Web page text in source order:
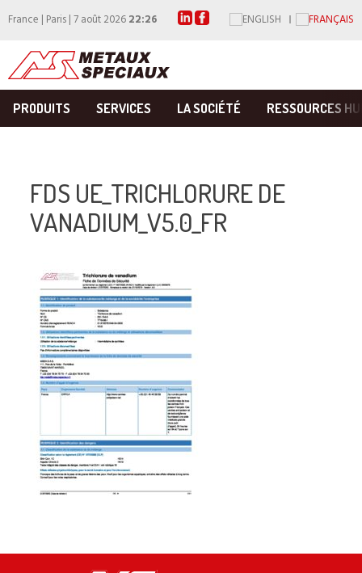
France | Paris | 7 août 202622:26
PRODUITS SERVICES LA SOCIÉTÉ RESSOURCES
FDS UE_TRICHLORURE DE
VANADIUM_V5.0_FR